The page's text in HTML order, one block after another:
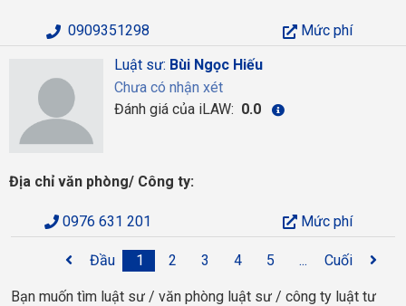
0909351298
Mức phí
Luật sư: Bùi Ngọc Hiếu
Chưa có nhận xét
Đánh giá của iLAW: 0.0
Địa chỉ văn phòng/ Công ty:
0976 631 201 Mức phí
Đầu 1 2 3 4 5 ... Cuối
Bạn muốn tìm luật sư / văn phòng luật sư / công ty luật tư